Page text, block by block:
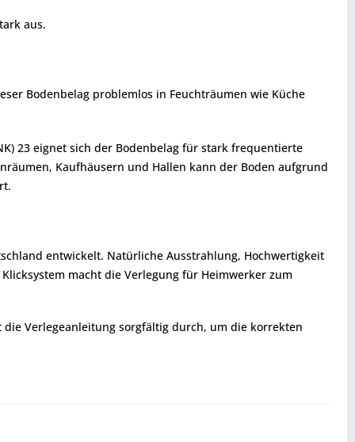
aus.
Bodenbelag problemlos in Feuchträumen wie Küche
23 eignet sich der Bodenbelag für stark frequentierte
Kaufhäusern und Hallen kann der Boden aufgrund
entwickelt. Natürliche Ausstrahlung, Hochwertigkeit
macht die Verlegung für Heimwerker zum
Verlegeanleitung sorgfältig durch, um die korrekten